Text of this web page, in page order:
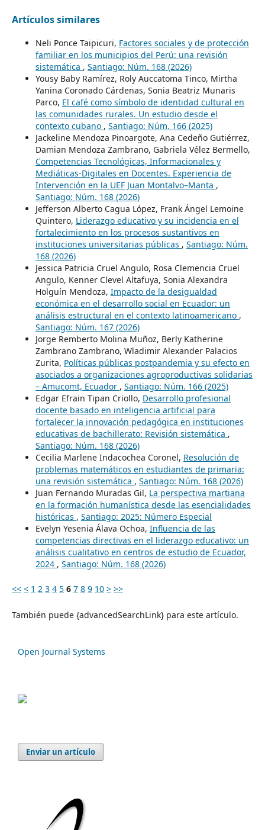
Artículos similares
Neli Ponce Taipicuri, Factores sociales y de protección
familiar en los municipios del Perú: una revisión
sistemática , Santiago: Núm. 168 (2026)
Yousy Baby Ramírez, Roly Auccatoma Tinco, Mirtha
Yanina Coronado Cárdenas, Sonia Beatriz Munaris
Parco, El café como símbolo de identidad cultural en
las comunidades rurales. Un estudio desde el
contexto cubano , Santiago: Núm. 166 (2025)
Jackeline Mendoza Pinoargote, Ana Cedeño Gutiérrez,
Damian Mendoza Zambrano, Gabriela Vélez Bermello,
Competencias Tecnológicas, Informacionales y
Mediáticas-Digitales en Docentes. Experiencia de
Intervención en la UEF Juan Montalvo–Manta ,
Santiago: Núm. 168 (2026)
Jefferson Alberto Cagua López, Frank Ángel Lemoine
Quintero, Liderazgo educativo y su incidencia en el
fortalecimiento en los procesos sustantivos en
instituciones universitarias públicas , Santiago: Núm.
168 (2026)
Jessica Patricia Cruel Angulo, Rosa Clemencia Cruel
Angulo, Kenner Clevel Altafuya, Sonia Alexandra
Holguín Mendoza, Impacto de la desigualdad
económica en el desarrollo social en Ecuador: un
análisis estructural en el contexto latinoamericano ,
Santiago: Núm. 167 (2026)
Jorge Remberto Molina Muñoz, Berly Katherine
Zambrano Zambrano, Wladimir Alexander Palacios
Zurita, Políticas públicas postpandemia y su efecto en
asociados a organizaciones agroproductivas solidarias
– Amucomt, Ecuador , Santiago: Núm. 166 (2025)
Edgar Efrain Tipan Criollo, Desarrollo profesional
docente basado en inteligencia artificial para
fortalecer la innovación pedagógica en instituciones
educativas de bachillerato: Revisión sistemática ,
Santiago: Núm. 168 (2026)
Cecilia Marlene Indacochea Coronel, Resolución de
problemas matemáticos en estudiantes de primaria:
una revisión sistemática , Santiago: Núm. 168 (2026)
Juan Fernando Muradas Gil, La perspectiva martiana
en la formación humanística desde las esencialidades
históricas , Santiago: 2025: Número Especial
Evelyn Yesenia Álava Ochoa, Influencia de las
competencias directivas en el liderazgo educativo: un
análisis cualitativo en centros de estudio de Ecuador,
2024 , Santiago: Núm. 168 (2026)
<< < 1 2 3 4 5 6 7 8 9 10 > >>
También puede {advancedSearchLink} para este artículo.
Open Journal Systems
Enviar un artículo